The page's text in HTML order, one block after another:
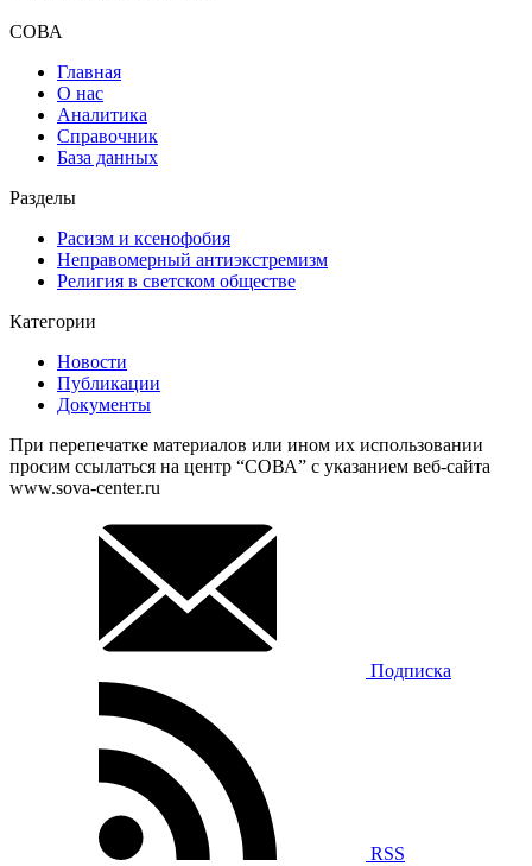
СОВА
Главная
О нас
Аналитика
Справочник
База данных
Разделы
Расизм и ксенофобия
Неправомерный антиэкстремизм
Религия в светском обществе
Категории
Новости
Публикации
Документы
При перепечатке материалов или ином их использовании
просим ссылаться на центр “СОВА” с указанием веб-сайта
www.sova-center.ru
Подписка
RSS